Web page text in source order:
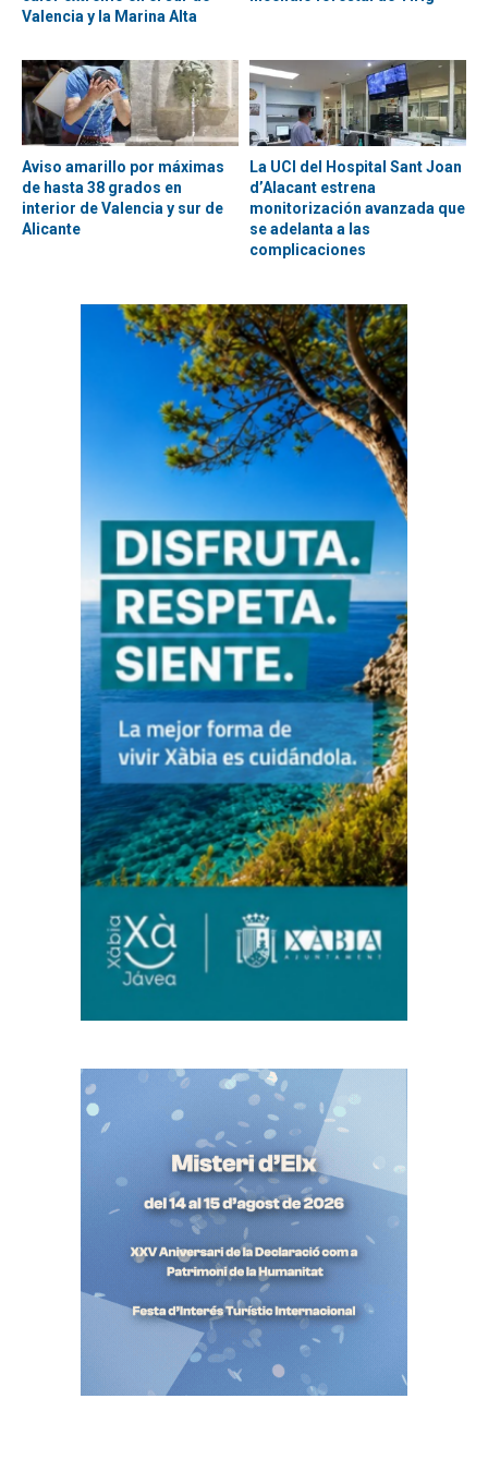
Valencia y la Marina Alta
Aviso amarillo por máximas
de hasta 38 grados en
interior de Valencia y sur de
Alicante
La UCI del Hospital Sant Joan
d’Alacant estrena
monitorización avanzada que
se adelanta a las
complicaciones